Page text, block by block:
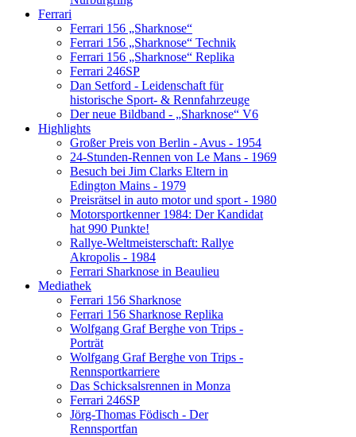
Ferrari
Ferrari 156 „Sharknose“
Ferrari 156 „Sharknose“ Technik
Ferrari 156 „Sharknose“ Replika
Ferrari 246SP
Dan Setford - Leidenschaft für
historische Sport- & Rennfahrzeuge
Der neue Bildband - „Sharknose“ V6
Highlights
Großer Preis von Berlin - Avus - 1954
24-Stunden-Rennen von Le Mans - 1969
Besuch bei Jim Clarks Eltern in
Edington Mains - 1979
Preisrätsel in auto motor und sport - 1980
Motorsportkenner 1984: Der Kandidat
hat 990 Punkte!
Rallye-Weltmeisterschaft: Rallye
Akropolis - 1984
Ferrari Sharknose in Beaulieu
Mediathek
Ferrari 156 Sharknose
Ferrari 156 Sharknose Replika
Wolfgang Graf Berghe von Trips -
Porträt
Wolfgang Graf Berghe von Trips -
Rennsportkarriere
Das Schicksalsrennen in Monza
Ferrari 246SP
Jörg-Thomas Födisch - Der
Rennsportfan